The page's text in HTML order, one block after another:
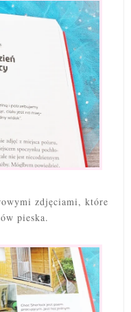
zdjęciami, które
pieska.